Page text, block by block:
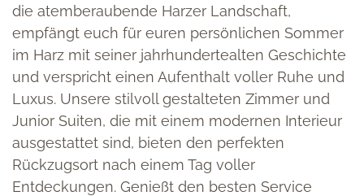
die atemberaubende Harzer Landschaft,
empfängt euch für euren persönlichen Sommer
im Harz mit seiner jahrhundertealten Geschichte
und verspricht einen Aufenthalt voller Ruhe und
Luxus. Unsere stilvoll gestalteten Zimmer und
Junior Suiten, die mit einem modernen Interieur
ausgestattet sind, bieten den perfekten
Rückzugsort nach einem Tag voller
Entdeckungen. Genießt den besten Service